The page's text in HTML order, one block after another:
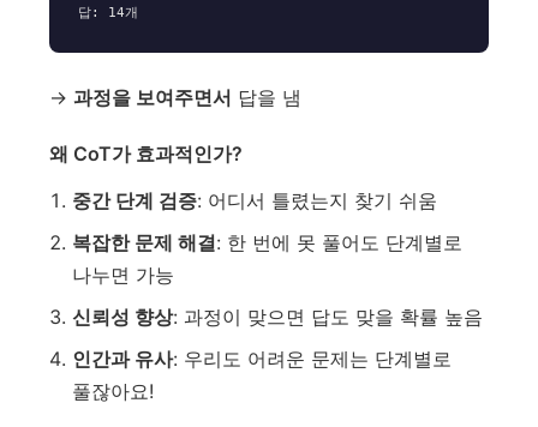
→과정을 보여주면서 답을 냄
왜 CoT가 효과적인가?
중간 단계 검증: 어디서 틀렸는지 찾기 쉬움
복잡한 문제 해결: 한 번에 못 풀어도 단계별로
나누면 가능
신뢰성 향상: 과정이 맞으면 답도 맞을 확률 높음
인간과 유사: 우리도 어려운 문제는 단계별로
풀잖아요!